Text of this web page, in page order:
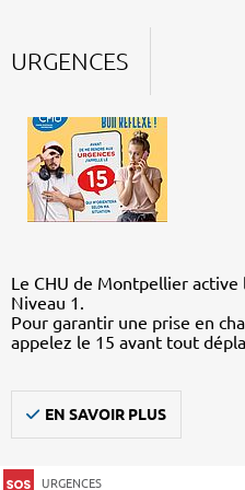
URGENCES
Le CHU de Montpellier active
Niveau 1.
Pour garantir une prise en
appelez le 15 avant tout
EN SAVOIR PLUS
URGENCES